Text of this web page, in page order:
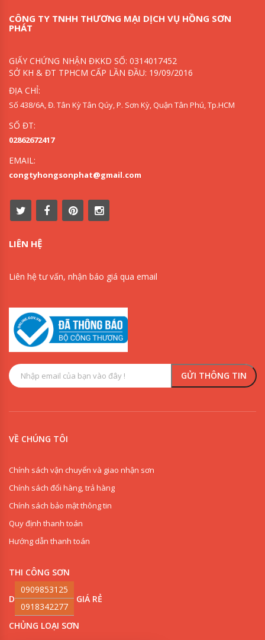
CÔNG TY TNHH THƯƠNG MẠI DỊCH VỤ HỒNG SƠN
PHÁT
GIẤY CHỨNG NHẬN ĐKKD SỐ: 0314017452
SỞ KH & ĐT TPHCM CẤP LẦN ĐẦU: 19/09/2016
ĐỊA CHỈ:
Số 438/6A, Đ. Tân Kỳ Tân Qúy, P. Sơn Kỳ, Quận Tân Phú, Tp.HCM
SỐ ĐT:
02862672417
EMAIL:
congtyhongsonphat@gmail.com
LIÊN HỆ
Liên hệ tư vấn, nhận báo giá qua email
VỀ CHÚNG TÔI
Chính sách vận chuyển và giao nhận sơn
Chính sách đổi hàng, trả hàng
Chính sách bảo mật thông tin
Quy định thanh toán
Hướng dẫn thanh toán
THI CÔNG SƠN
DANH MỤC SƠN GIÁ RẺ
CHỦNG LOẠI SƠN
0909853125
0918342277